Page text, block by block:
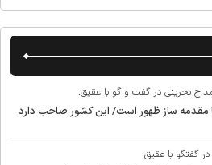
بحرینی در گفت و گو با عقیق:
ساز ظهور است/ این کشور صاحب دارد
گفتگو با عقیق: